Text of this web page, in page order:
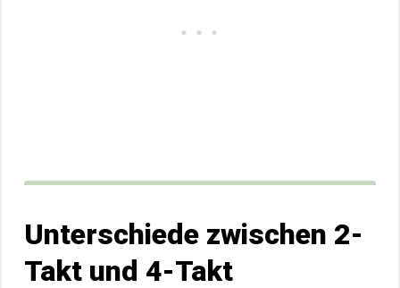
Unterschiede zwischen 2-
Takt und 4-Takt